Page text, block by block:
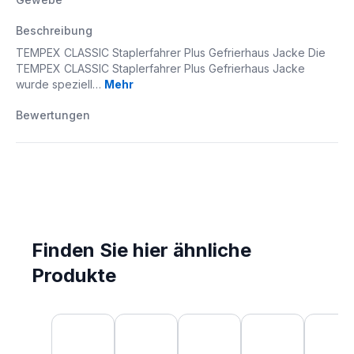
Beschreibung
TEMPEX CLASSIC Staplerfahrer Plus Gefrierhaus Jacke Die
TEMPEX CLASSIC Staplerfahrer Plus Gefrierhaus Jacke
wurde speziell… Mehr
Bewertungen
Finden Sie hier ähnliche
Produkte
Produktgalerie überspringen